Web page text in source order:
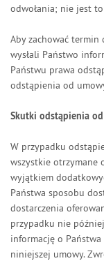
odwołania; nie jest
Aby zachować termin
wysłali Państwo
Państwu prawa
odstąpienia od
Skutki odstąpienia
W przypadku
wszystkie otrzymane
wyjątkiem
Państwa sposobu
dostarczenia
przypadku nie
informację o
niniejszej umowy.